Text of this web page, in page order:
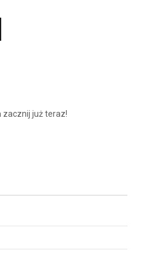
zacznij już teraz!